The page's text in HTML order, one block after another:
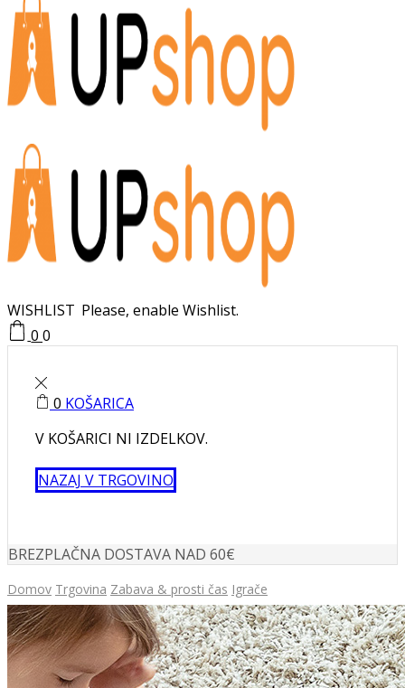
WISHLIST Please, enable Wishlist.
00
0 KOŠARICA
V KOŠARICI NI IZDELKOV.
NAZAJ V TRGOVINO
BREZPLAČNA DOSTAVA NAD 60€
Domov Trgovina Zabava & prosti čas Igrače